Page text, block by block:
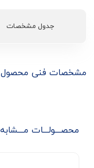
جدول مشخصات
مشخصات فنی محصول
محصـــولـــات مـــشابه